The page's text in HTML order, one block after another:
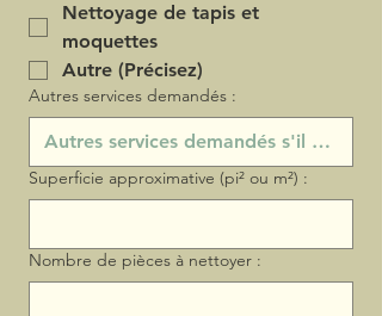
Nettoyage de tapis et
moquettes
Autre (Précisez)
Autres services demandés :
Superficie approximative (pi² ou m²) :
Nombre de pièces à nettoyer :